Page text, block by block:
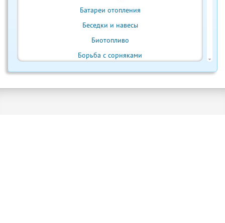
Батареи отопления
Беседки и навесы
Биотопливо
Борьба с сорняками
Бытовая техника